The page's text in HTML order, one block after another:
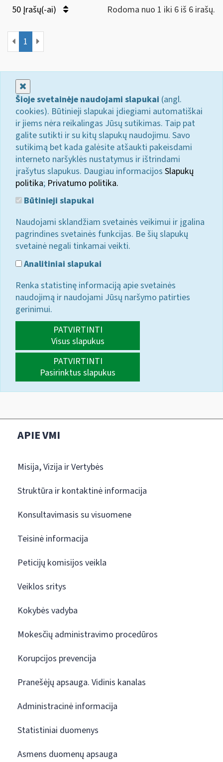
50 Įrašų(-ai) Rodoma nuo 1 iki 6 iš 6 irašų.
1
Šioje svetainėje naudojami slapukai (angl.
cookies). Būtinieji slapukai įdiegiami automatiškai
ir jiems nėra reikalingas Jūsų sutikimas. Taip pat
galite sutikti ir su kitų slapukų naudojimu. Savo
sutikimą bet kada galėsite atšaukti pakeisdami
interneto naršyklės nustatymus ir ištrindami
įrašytus slapukus. Daugiau informacijos Slapukų
politika; Privatumo politika.
Būtinieji slapukai
Naudojami sklandžiam svetainės veikimui ir įgalina
pagrindines svetainės funkcijas. Be šių slapukų
svetainė negali tinkamai veikti.
Analitiniai slapukai
Renka statistinę informaciją apie svetainės
naudojimą ir naudojami Jūsų naršymo patirties
gerinimui.
PATVIRTINTI
Visus slapukus
PATVIRTINTI
Pasirinktus slapukus
APIE VMI
Misija, Vizija ir Vertybės
Struktūra ir kontaktinė informacija
Konsultavimasis su visuomene
Teisinė informacija
Peticijų komisijos veikla
Veiklos sritys
Kokybės vadyba
Mokesčių administravimo procedūros
Korupcijos prevencija
Pranešėjų apsauga. Vidinis kanalas
Administracinė informacija
Statistiniai duomenys
Asmens duomenų apsauga